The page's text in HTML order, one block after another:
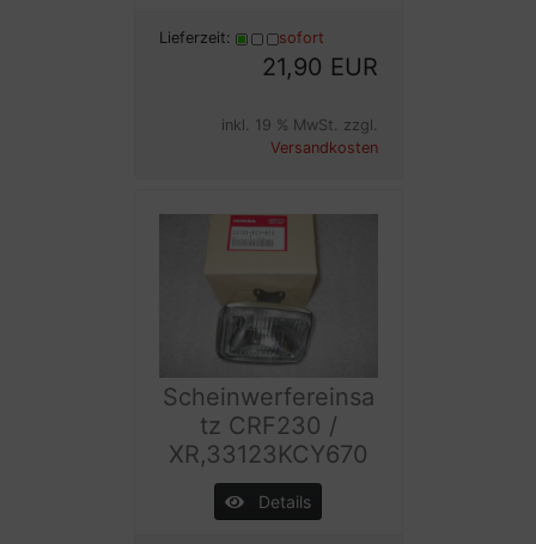
Lieferzeit: sofort
21,90 EUR
inkl. 19 % MwSt. zzgl.
Versandkosten
Scheinwerfereinsa
tz CRF230 /
XR,33123KCY670
Details